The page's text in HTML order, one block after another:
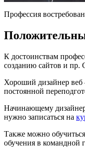
Профессия
К достоинствам
созданию сайтов и пр.
Хороший дизайнер веб
постоянной
Начинающему
нужно записаться на
Также можно
обучения в командной